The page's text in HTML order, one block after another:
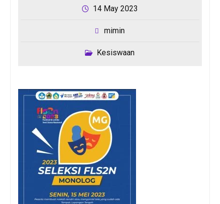
14 May 2023
mimin
Kesiswaan